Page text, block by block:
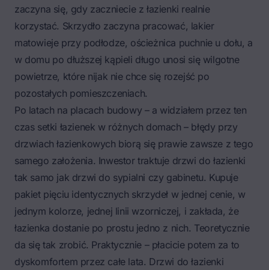
zaczyna się, gdy zaczniecie z łazienki realnie
korzystać. Skrzydło zaczyna pracować, lakier
matowieje przy podłodze, ościeżnica puchnie u dołu, a
w domu po dłuższej kąpieli długo unosi się wilgotne
powietrze, które nijak nie chce się rozejść po
pozostałych pomieszczeniach.
Po latach na placach budowy – a widziałem przez ten
czas setki łazienek w różnych domach – błędy przy
drzwiach łazienkowych biorą się prawie zawsze z tego
samego założenia. Inwestor traktuje drzwi do łazienki
tak samo jak drzwi do sypialni czy gabinetu. Kupuje
pakiet pięciu identycznych skrzydeł w jednej cenie, w
jednym kolorze, jednej linii wzorniczej, i zakłada, że
łazienka dostanie po prostu jedno z nich. Teoretycznie
da się tak zrobić. Praktycznie – płacicie potem za to
dyskomfortem przez całe lata. Drzwi do łazienki